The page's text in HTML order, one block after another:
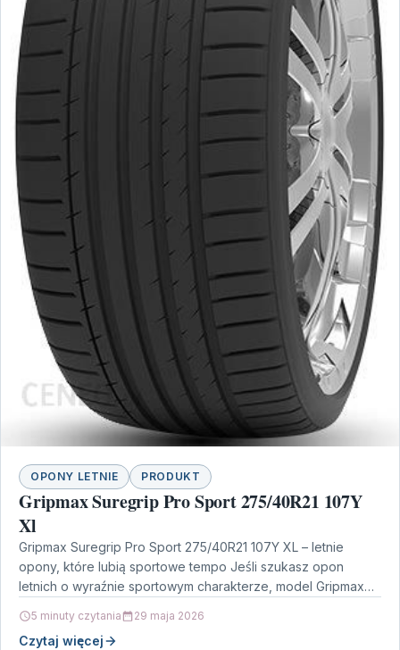
OPONY LETNIE PRODUKT
Gripmax Suregrip Pro Sport 275/40R21 107Y
Xl
Gripmax Suregrip Pro Sport 275/40R21 107Y XL – letnie
opony, które lubią sportowe tempo Jeśli szukasz opon
letnich o wyraźnie sportowym charakterze, model Gripmax…
5 minuty czytania 29 maja 2026
Czytaj więcej